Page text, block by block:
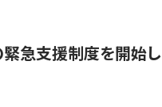
緊急支援制度を開始